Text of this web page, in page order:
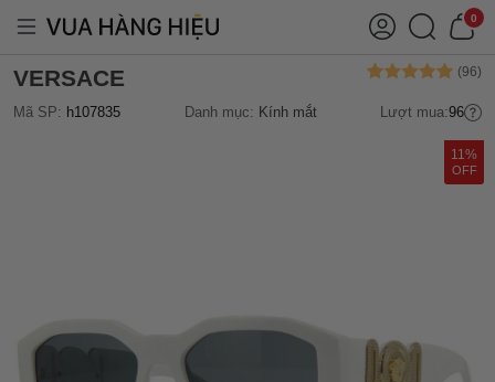
0
VERSACE
Mã SP: h107835 Danh mục: Kính mắt Lượt mua:96
11%
OFF